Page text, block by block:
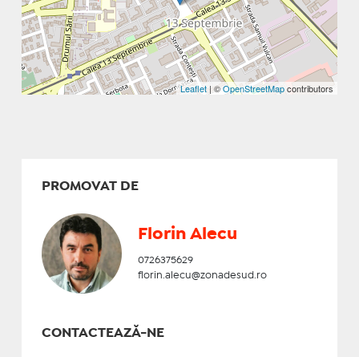
Leaflet | ©OpenStreetMapcontributors
PROMOVAT DE
Florin Alecu
0726375629
florin.alecu@zonadesud.ro
CONTACTEAZĂ-NE